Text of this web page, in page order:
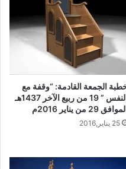
الجمعة القادمة: “وقفة مع
النفس ” 19 من ربيع الآخر 1437هـ
29 من يناير 2016م
25 يناير,2016